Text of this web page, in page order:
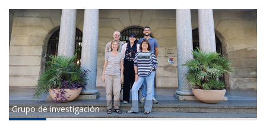
Grupo de investigación